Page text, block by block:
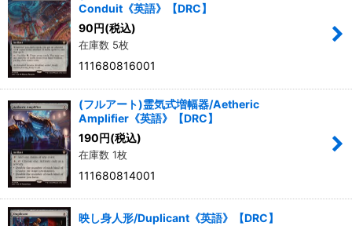
Conduit《英語》【DRC】
90円(税込)
在庫数 5枚
111680816001
(フルアート)霊気式増幅器/Aetheric
Amplifier《英語》【DRC】
190円(税込)
在庫数 1枚
111680814001
映し身人形/Duplicant《英語》【DRC】